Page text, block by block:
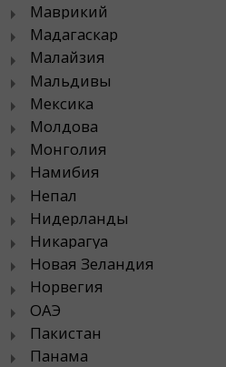
Маврикий
Мадагаскар
Малайзия
Мальдивы
Мексика
Молдова
Монголия
Намибия
Непал
Нидерланды
Никарагуа
Новая Зеландия
Норвегия
ОАЭ
Пакистан
Панама